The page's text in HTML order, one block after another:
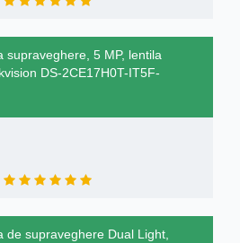
supraveghere, 5 MP, lentila
DS-2CE17H0T-IT5F-
de supraveghere Dual Light,